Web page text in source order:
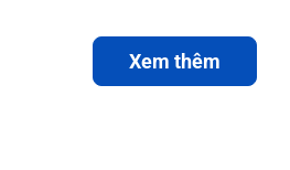
Xem thêm